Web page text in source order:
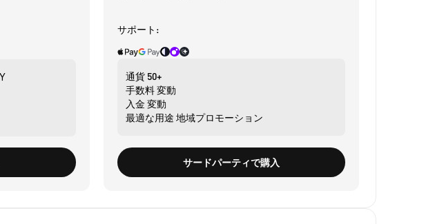
サポート:
通貨 50+
手数料変動
入金 変動
最適な用途 地域プロモーション
サードパーティで購入